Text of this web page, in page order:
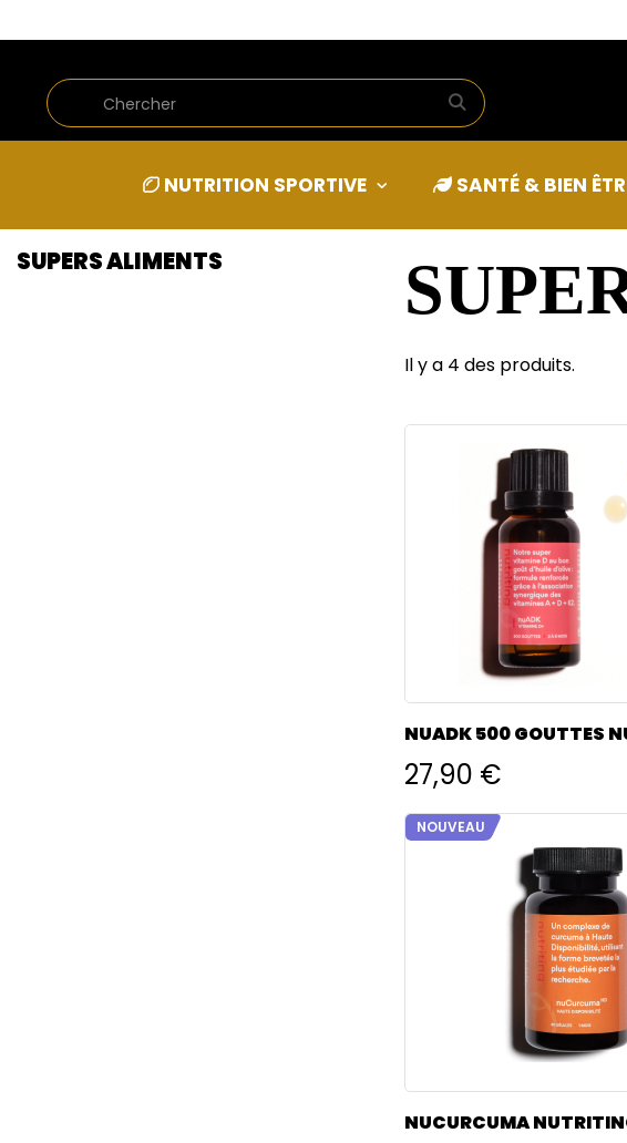
NUTRITION SPORTIVE SANTÉ & BIEN
SUPERS ALIMENTS
Il y a 4 des produits.
NUADK 500 GOUTTES
27,90 €
NOUVEAU
NUCURCUMA